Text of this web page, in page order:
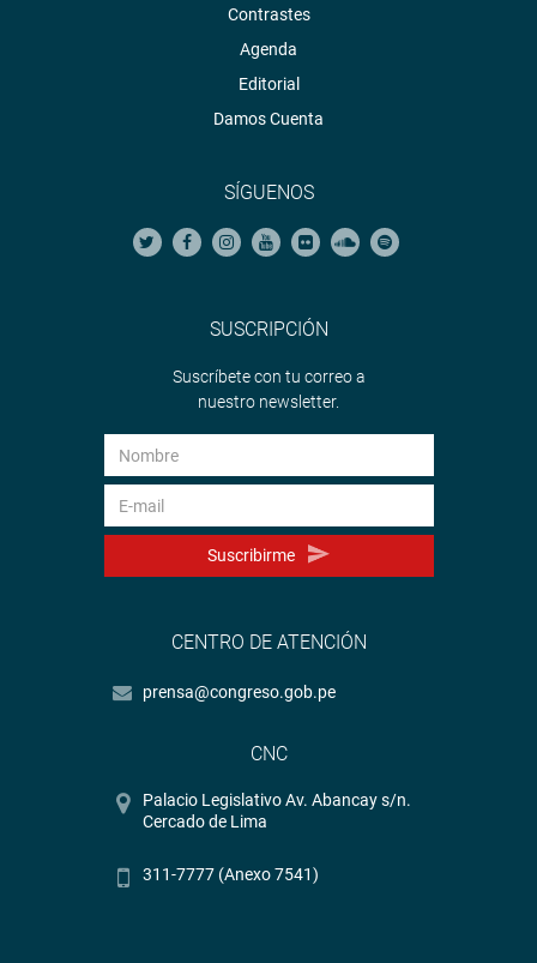
Contrastes
Agenda
Editorial
Damos Cuenta
SÍGUENOS
SUSCRIPCIÓN
Suscríbete con tu correo a
nuestro newsletter.
Suscribirme
CENTRO DE ATENCIÓN
prensa@congreso.gob.pe
CNC
Palacio Legislativo Av. Abancay s/n.
Cercado de Lima
311-7777 (Anexo 7541)